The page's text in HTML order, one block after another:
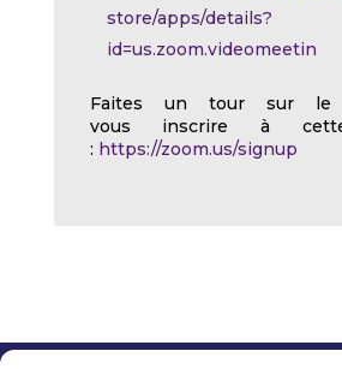
store/apps/details?
id=us.zoom.videomeetin
Faites un tour sur le
vous inscrire à
: https://zoom.us/signup